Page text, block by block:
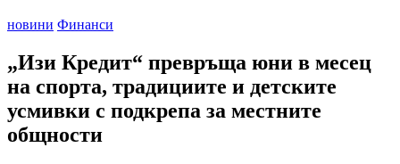
Posted
новини Финанси
„Изи Кредит“ превръща юни в месец
на спорта, традициите и детските
усмивки с подкрепа за местните
общности